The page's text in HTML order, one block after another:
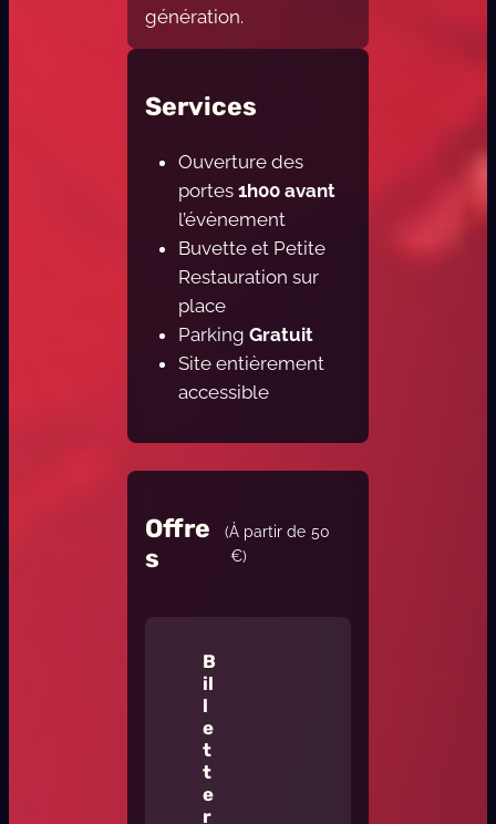
génération.
Services
Ouverture des
portes1h00 avant
l’évènement
Buvette et Petite
Restauration sur
place
ParkingGratuit
Site entièrement
accessible
Offre
s
(À partir de 50
€)
B
il
l
e
t
t
e
r